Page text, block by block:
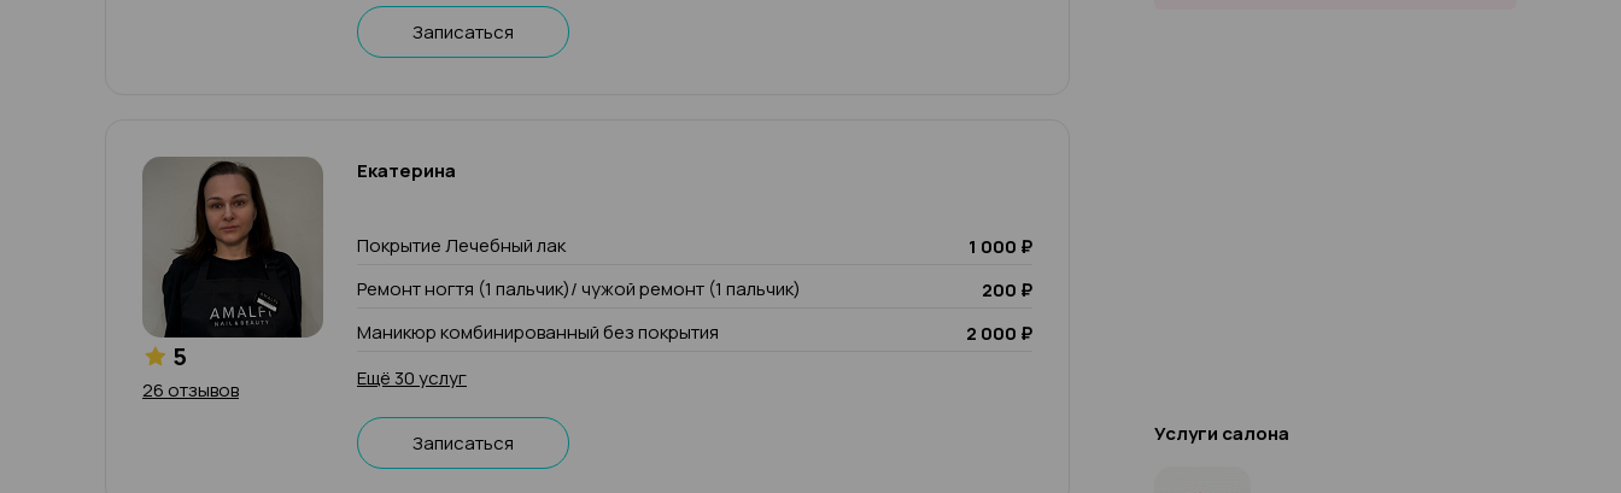
Записаться
5
26 отзывов
Екатерина
Покрытие Лечебный лак
1 000 ₽
Ремонт ногтя (1 пальчик)/ чужой ремонт (1 пальчик)
200 ₽
Маникюр комбинированный без покрытия
2 000 ₽
Ещё 30 услуг
Записаться Услуги салона